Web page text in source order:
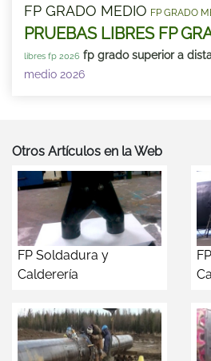
FP GRADO MEDIO FP GRADO
PRUEBAS LIBRES FP
libres fp 2026 fp grado superior a
medio 2026
Otros Artículos en la Web
FP Soldadura y
Calderería